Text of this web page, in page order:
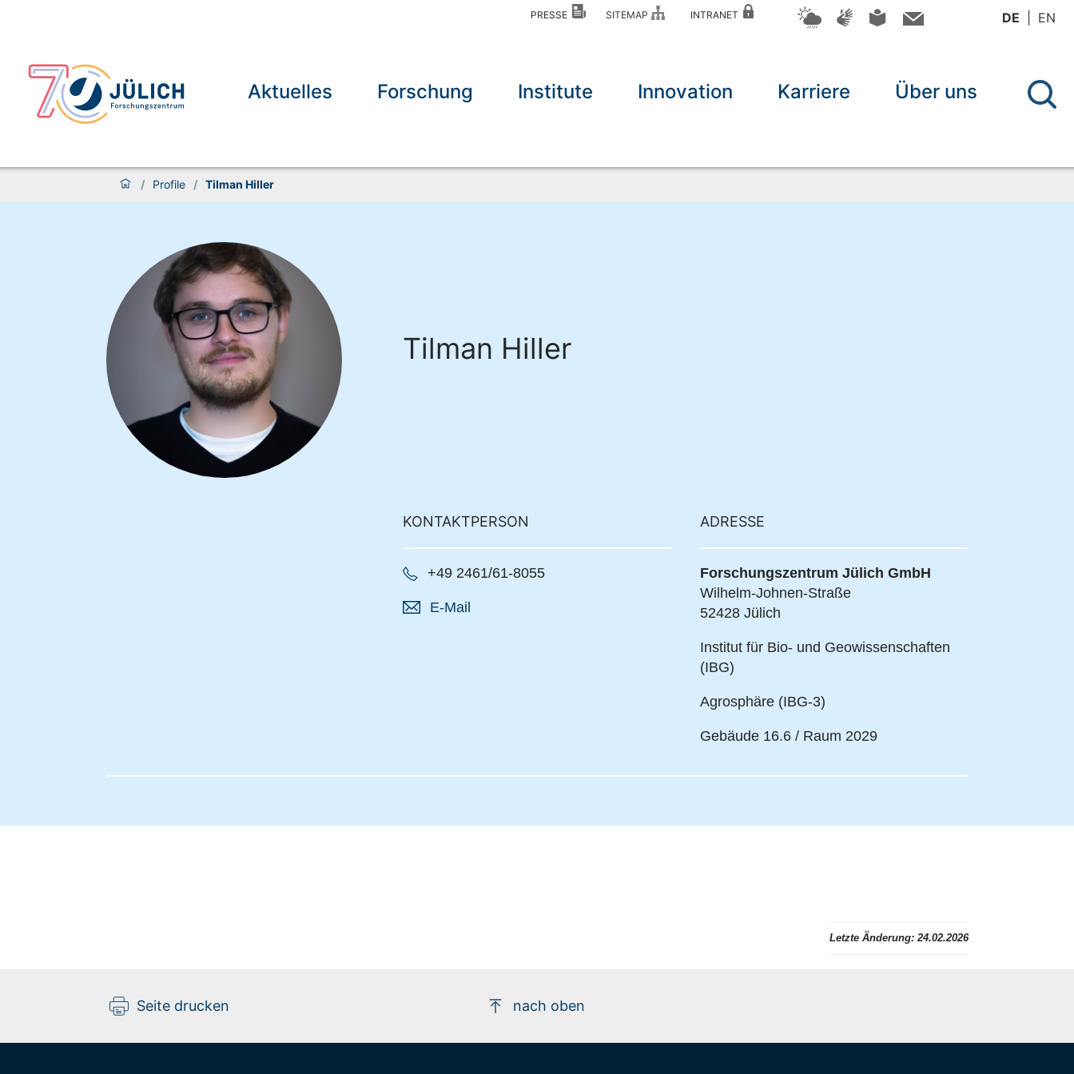
PRESSE SITEMAP INTRANET DE EN
Aktuelles Forschung Institute Innovation Karriere Über uns
/ Profile / Tilman Hiller
Tilman Hiller
KONTAKTPERSON
+49 2461/61-8055
E-Mail
ADRESSE
Forschungszentrum Jülich GmbH
Wilhelm-Johnen-Straße
52428 Jülich
Institut für Bio- und Geowissenschaften
(IBG)
Agrosphäre (IBG-3)
Gebäude 16.6 / Raum 2029
Letzte Änderung: 24.02.2026
Seite drucken nach oben